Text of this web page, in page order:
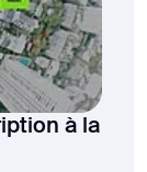
à la